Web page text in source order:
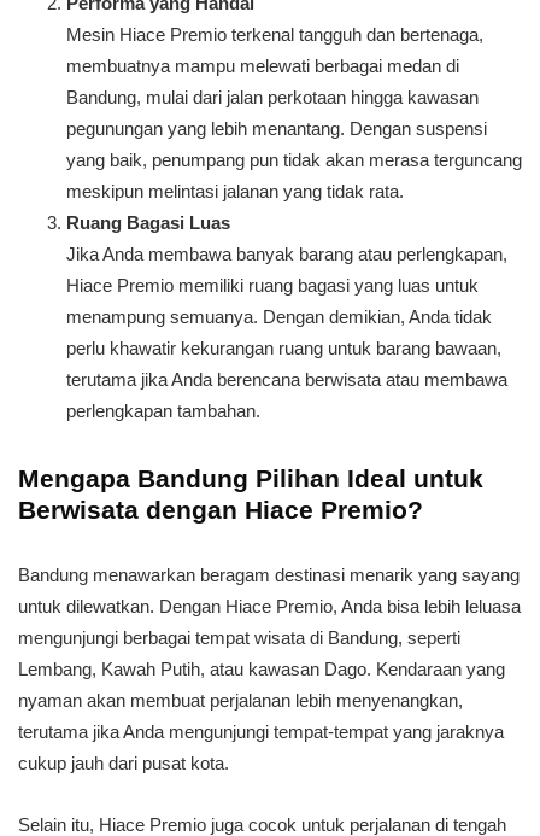
Mesin Hiace Premio terkenal tangguh dan bertenaga,
membuatnya mampu melewati berbagai medan di
Bandung, mulai dari jalan perkotaan hingga kawasan
pegunungan yang lebih menantang. Dengan suspensi
yang baik, penumpang pun tidak akan merasa terguncang
meskipun melintasi jalanan yang tidak rata.
Ruang Bagasi Luas
Jika Anda membawa banyak barang atau perlengkapan,
Hiace Premio memiliki ruang bagasi yang luas untuk
menampung semuanya. Dengan demikian, Anda tidak
perlu khawatir kekurangan ruang untuk barang bawaan,
terutama jika Anda berencana berwisata atau membawa
perlengkapan tambahan.
Mengapa Bandung Pilihan Ideal untuk
Berwisata dengan Hiace Premio?
Bandung menawarkan beragam destinasi menarik yang sayang
untuk dilewatkan. Dengan Hiace Premio, Anda bisa lebih leluasa
mengunjungi berbagai tempat wisata di Bandung, seperti
Lembang, Kawah Putih, atau kawasan Dago. Kendaraan yang
nyaman akan membuat perjalanan lebih menyenangkan,
terutama jika Anda mengunjungi tempat-tempat yang jaraknya
cukup jauh dari pusat kota.
Selain itu, Hiace Premio juga cocok untuk perjalanan di tengah